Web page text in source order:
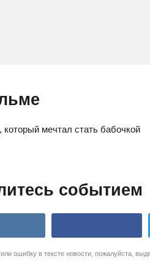
мечтал стать бабочкой
событием
ошибку в тексте новости, пожалуйста,